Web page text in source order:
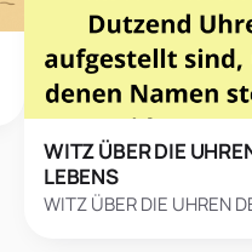
WITZ ÜBER DIE
LEBENS
WITZ ÜBER DIE UHREN